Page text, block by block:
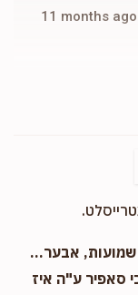
11 months ago
Phone
Phone
Phone
11 months ago
אבער...
סאפיר ע"ה איז